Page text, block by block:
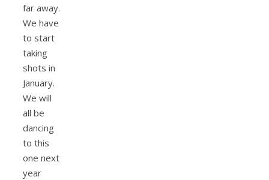
far away.
We have
to start
taking
shots in
January.
We will
all be
dancing
to this
one next
year